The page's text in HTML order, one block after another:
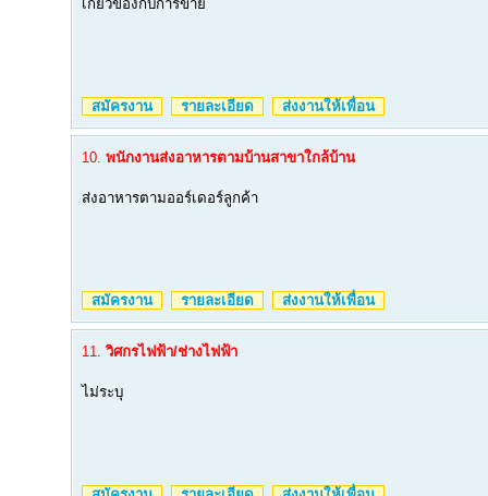
เกี่ยวข้องกับการขาย
สมัครงาน รายละเอียด ส่งงานให้เพื่อน
10. พนักงานส่งอาหารตามบ้านสาขาใกล้บ้าน
ส่งอาหารตามออร์เดอร์ลูกค้า
สมัครงาน รายละเอียด ส่งงานให้เพื่อน
11. วิศกรไฟฟ้า/ช่างไฟฟ้า
ไม่ระบุ